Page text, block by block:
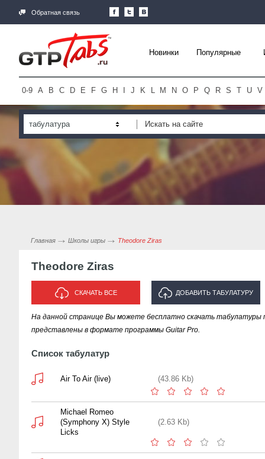
Обратная связь
Новинки Популярные
0-9 A B C D E F G H J K L M N O P Q R S T U V
табулатура
Главная Школы игры Theodore Ziras
Theodore Ziras
СКАЧАТЬ ВСЕ ДОБАВИТЬ ТАБУЛАТУРУ
ИСПОЛНИТЕЛЯ "THEODORE
На данной странице Вы можете бесплатно скачать табулатуры
представлены в формате программы Guitar Pro.
Список табулатур
Air To Air (live) (43.86 Kb)
Michael Romeo
(Symphony X) Style
Licks
(2.63 Kb)